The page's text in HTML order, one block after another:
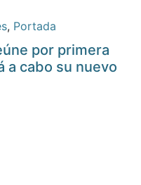
, Portada
por primera
a cabo su nuevo